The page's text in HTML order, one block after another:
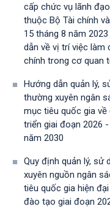
cấp chức vụ lãnh
thuộc Bộ Tài chính
15 tháng 8 năm
dẫn về vị trí việc làm
chính trong cơ quan
Hướng dẫn quản lý,
thường xuyên ngân
mục tiêu quốc gia
triển giai đoạn 2026
năm 2030
Quy định quản lý, sử
xuyên nguồn ngân
tiêu quốc gia hiện
đào tạo giai đoạn